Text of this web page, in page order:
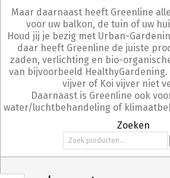
Maar daarnaast heeft Greenline
voor uw balkon, de tuin of uw
Houd jij je bezig met Urban-
daar heeft Greenline de juiste
zaden, verlichting en bio-
van bijvoorbeeld
vijver of Koi vijver niet
Daarnaast is Greenline ook
water/luchtbehandeling of
Zoeken
Zoeken
naar: